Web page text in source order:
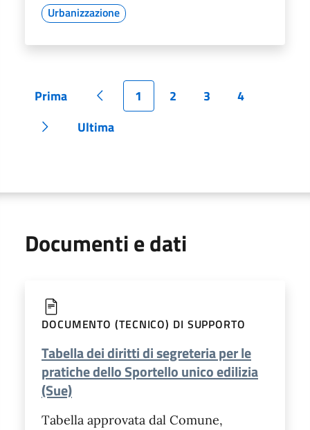
Urbanizzazione
Pagina
Prima Pagina precedente
Pagina
1 Pagina
2 Pagina
3 Pagina
4
Pagina successiva
Pagina
Ultima
Documenti e dati
DOCUMENTO (TECNICO) DI SUPPORTO
Tabella dei diritti di segreteria per le
pratiche dello Sportello unico edilizia
(Sue)
Tabella approvata dal Comune,